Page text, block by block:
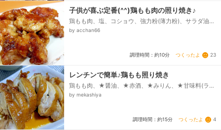
子供が喜ぶ定番(^^)鶏もも肉の照り焼き♪
鶏もも肉、塩、コショウ、強力粉(薄力粉)、サラダ油、
○醤油、砂糖、○料理酒、○ハチミツ
by acchan66
調理時間：約10分 つくったよ 23
レンチンで簡単♪鶏もも照り焼き
鶏もも肉、★醤油、★赤酒、★みりん、★甘味料(ラカ
ンカ
by mekashiya
調理時間：約15分 つくったよ 4